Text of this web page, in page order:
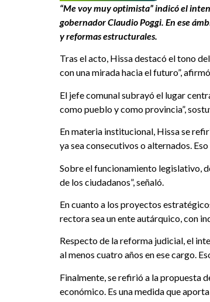
“Me voy muy optimista” indicó el
gobernador Claudio Poggi. En ese
y reformas estructurales.
Tras el acto, Hissa destacó el tono
con una mirada hacia el futuro”,
El jefe comunal subrayó el lugar
como pueblo y como provincia”,
En materia institucional, Hissa se
ya sea consecutivos o alternados.
Sobre el funcionamiento legislativo,
de los ciudadanos”, señaló.
En cuanto a los proyectos
rectora sea un ente autárquico, con
Respecto de la reforma judicial, el
al menos cuatro años en ese cargo.
Finalmente, se refirió a la propuesta
económico. Es una medida que